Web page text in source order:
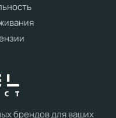
брендов для ваших